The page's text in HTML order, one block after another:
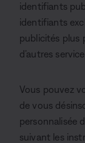
identifiants
identifiants
publicités plus
d’autres
Vous pouvez
de vous
personnalisée
suivant les